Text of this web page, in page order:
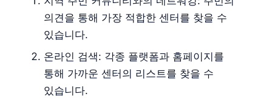
의견을 통해 가장 적합한 센터를 찾을 수
있습니다.
온라인 검색: 각종 플랫폼과 홈페이지를
통해 가까운 센터의 리스트를 찾을 수
있습니다.